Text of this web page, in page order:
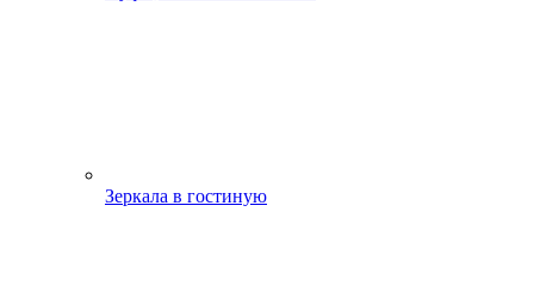
Зеркала в гостиную